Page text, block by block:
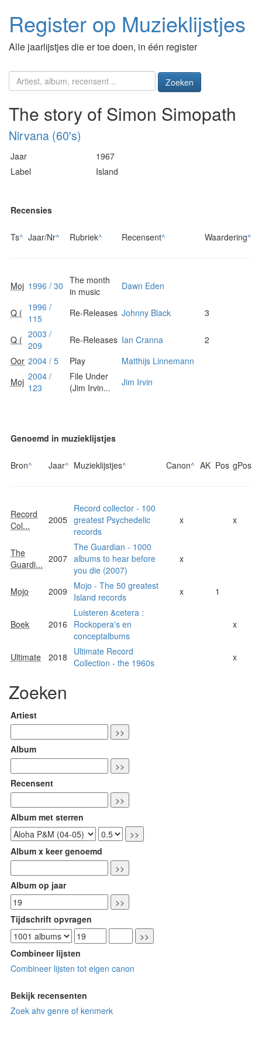
Register op Muzieklijstjes
Alle jaarlijstjes die er toe doen, in één register
Zoeken
The story of Simon Simopath
Nirvana (60's)
Jaar
1967
Label
Island
Recensies
Ts^ Jaar/Nr^ Rubriek^ Recensent^ Waardering^
Moj 1996 / 30 The month
in music
Dawn Eden
Q ( 1996 /
115
Re-Releases Johnny Black 3
Q ( 2003 /
209
Re-Releases Ian Cranna
2
Oor 2004 / 5 Play
Matthijs Linnemann
Moj 2004 /
123
File Under
(Jim Irvin...
Jim Irvin
Genoemd in muzieklijstjes
Bron^ Jaar^ Muzieklijstjes^ Canon^ AK Pos gPos
Record
Col...
2005
Record collector - 100
greatest Psychedelic
records
x x
The
Guardi... 2007
The Guardian - 1000
albums to hear before
you die (2007)
x
Mojo 2009
Mojo - The 50 greatest
Island records
x 1
Boek 2016
Luisteren &cetera :
Rockopera's en
conceptalbums
x
Ultimate 2018
Ultimate Record
Collection - the 1960s
x
Zoeken
Artiest
Album
Recensent
Album met sterren
Album x keer genoemd
Album op jaar
Tijdschrift opvragen
Combineer lijsten
Combineer lijsten tot eigen canon
Bekijk recensenten
Zoek ahv genre of kenmerk